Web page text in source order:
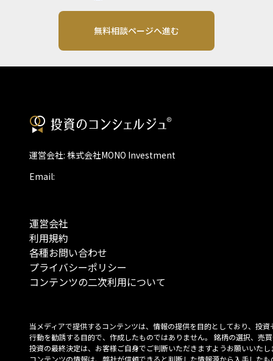
無料相談ページへ進む
運営会社: 株式会社MONO Investment
Email:
運営会社
利用規約
各種お問い合わせ
プライバシーポリシー
コンテンツの二次利用について
当メディアで提供するコンテンツは、情報の提供を目的としており、投資
行動を勧誘する目的で、作成したものではありません。 銘柄の選択、売
投資の最終決定は、お客様ご自身でご判断いただきますようお願いいたし
コンテンツの情報は、弊社が信頼できると判断した情報源から入手したも